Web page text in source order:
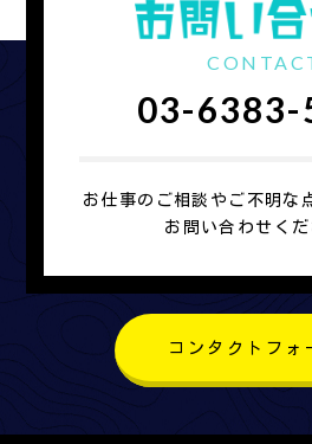
会社概要を見
03-6383-
お仕事のご相談やご不明な
お問い合わせくだ
コンタクトフォ